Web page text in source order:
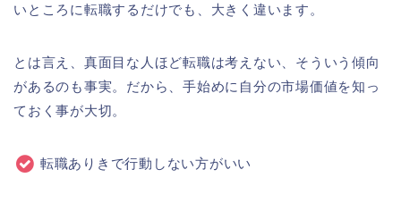
いところに転職するだけでも、大きく違います。
とは言え、真面目な人ほど転職は考えない、そういう傾向
があるのも事実。だから、手始めに自分の市場価値を知っ
ておく事が大切。
転職ありきで行動しない方がいい